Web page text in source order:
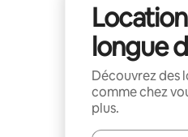
longue
Découvrez des
comme chez
plus.